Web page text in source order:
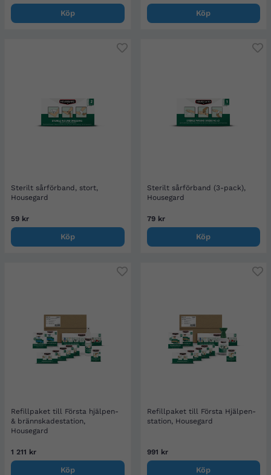
Köp Köp
Sterilt sårförband, stort,
Housegard
59 kr
Köp
Sterilt sårförband (3-pack),
Housegard
79 kr
Köp
Refillpaket till Första hjälpen-
& brännskadestation,
Housegard
1 211 kr
Köp
Refillpaket till Första Hjälpen-
station, Housegard
991 kr
Köp